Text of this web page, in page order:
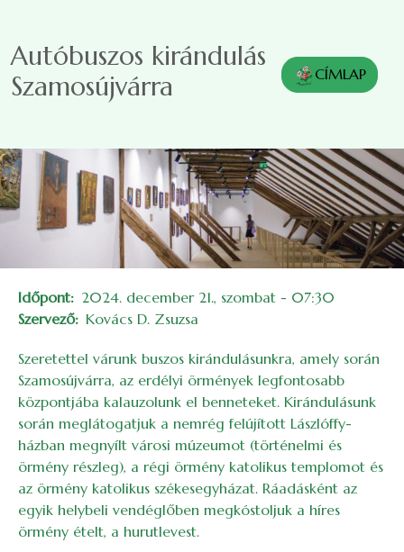
Autóbuszos kirándulás
Szamosújvárra
CÍMLAP
Időpont
2024. december 21., szombat - 07:30
Szervező
Kovács D. Zsuzsa
Szeretettel várunk buszos kirándulásunkra, amely során
Szamosújvárra, az erdélyi örmények legfontosabb
központjába kalauzolunk el benneteket. Kirándulásunk
során meglátogatjuk a nemrég felújított Lászlóffy-
házban megnyílt városi múzeumot (történelmi és
örmény részleg), a régi örmény katolikus templomot és
az örmény katolikus székesegyházat. Ráadásként az
egyik helybeli vendéglőben megkóstoljuk a híres
örmény ételt, a hurutlevest.